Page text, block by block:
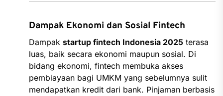
Dampak Ekonomi dan Sosial Fintech
Dampak startup fintech Indonesia 2025terasa
luas, baik secara ekonomi maupun sosial. Di
bidang ekonomi, fintech membuka akses
pembiayaan bagi UMKM yang sebelumnya sulit
mendapatkan kredit dari bank. Pinjaman berbasis